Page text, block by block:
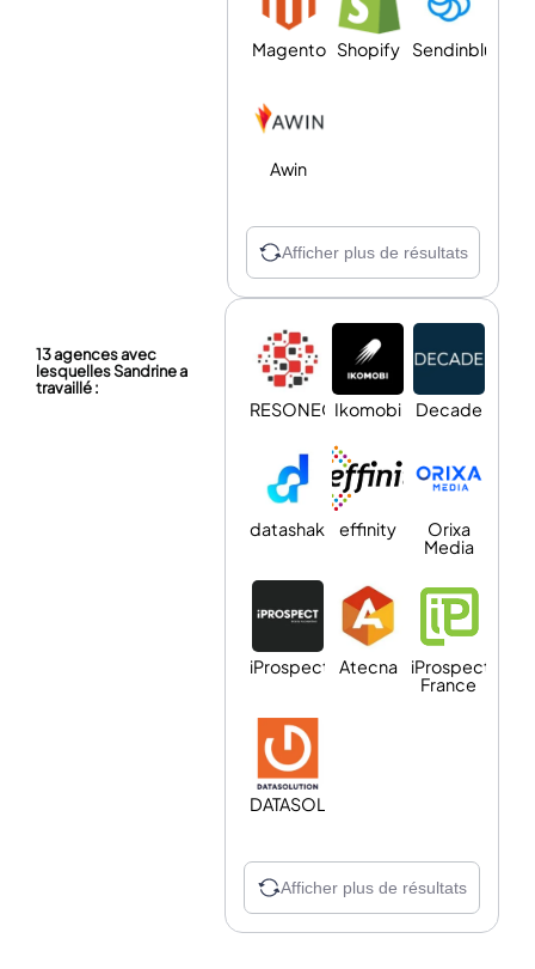
Magento Shopify Sendinblue
Awin
Afficher plus de résultats
13 agences avec
lesquelles Sandrine a
travaillé :
RESONEOIkomobi Decade
datashake effinity
Orixa
Media
iProspect Atecna
iProspect
France
DATASOLUTION
Afficher plus de résultats